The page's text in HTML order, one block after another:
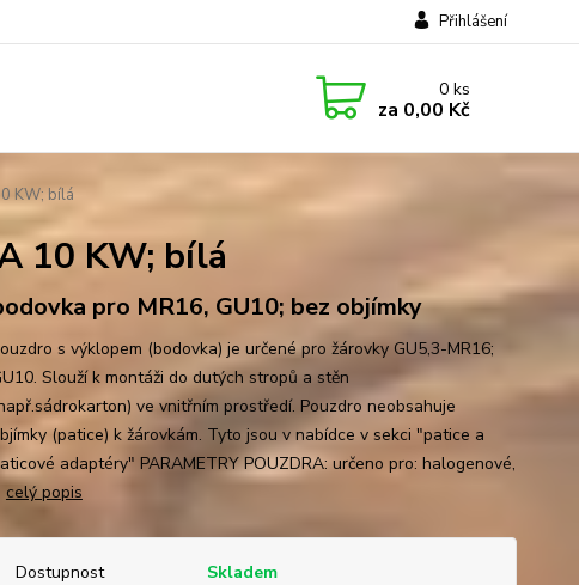
Přihlášení
0ks
za 0,00 Kč
KW; bílá
10 KW; bílá
pro MR16, GU10; bez objímky
s výklopem (bodovka) je určené pro žárovky GU5,3-MR16;
Slouží k montáži do dutých stropů a stěn
ve vnitřním prostředí. Pouzdro neobsahuje
(patice) k žárovkám. Tyto jsou v nabídce v sekci "patice a
adaptéry" PARAMETRY POUZDRA: určeno pro: halogenové,
celý popis
Dostupnost
Skladem